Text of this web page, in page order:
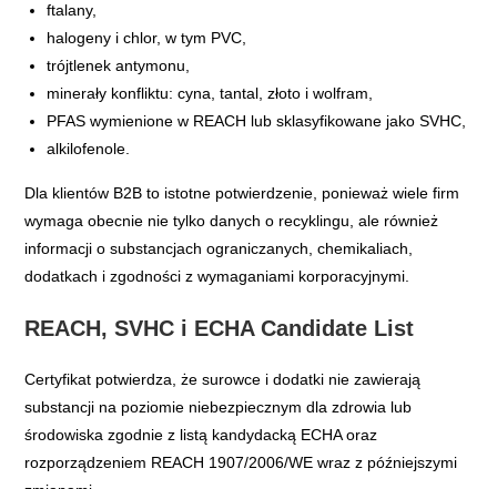
ftalany,
halogeny i chlor, w tym PVC,
trójtlenek antymonu,
minerały konfliktu: cyna, tantal, złoto i wolfram,
PFAS wymienione w REACH lub sklasyfikowane jako SVHC,
alkilofenole.
Dla klientów B2B to istotne potwierdzenie, ponieważ wiele firm
wymaga obecnie nie tylko danych o recyklingu, ale również
informacji o substancjach ograniczanych, chemikaliach,
dodatkach i zgodności z wymaganiami korporacyjnymi.
REACH, SVHC i ECHA Candidate List
Certyfikat potwierdza, że surowce i dodatki nie zawierają
substancji na poziomie niebezpiecznym dla zdrowia lub
środowiska zgodnie z listą kandydacką ECHA oraz
rozporządzeniem REACH 1907/2006/WE wraz z późniejszymi